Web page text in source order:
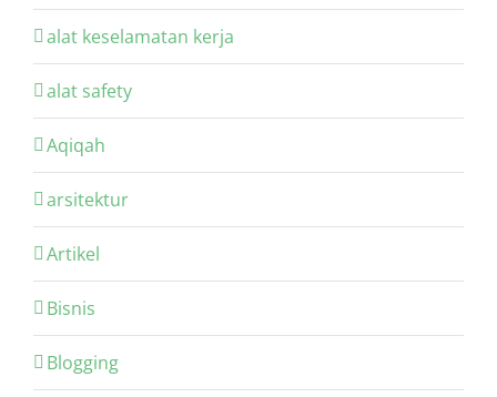
alat keselamatan kerja
alat safety
Aqiqah
arsitektur
Artikel
Bisnis
Blogging